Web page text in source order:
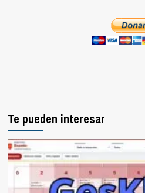
Te pueden interesar